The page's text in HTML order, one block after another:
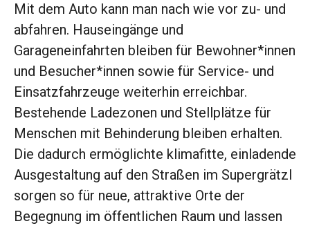
Mit dem Auto kann man nach wie vor zu- und
abfahren. Hauseingänge und
Garageneinfahrten bleiben für Bewohner*innen
und Besucher*innen sowie für Service- und
Einsatzfahrzeuge weiterhin erreichbar.
Bestehende Ladezonen und Stellplätze für
Menschen mit Behinderung bleiben erhalten.
Die dadurch ermöglichte klimafitte, einladende
Ausgestaltung auf den Straßen im Supergrätzl
sorgen so für neue, attraktive Orte der
Begegnung im öffentlichen Raum und lassen